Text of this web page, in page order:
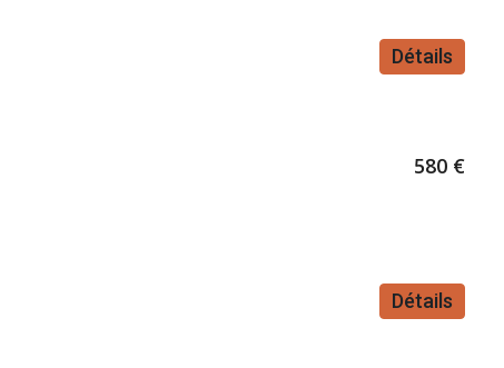
Détails
580 €
Détails